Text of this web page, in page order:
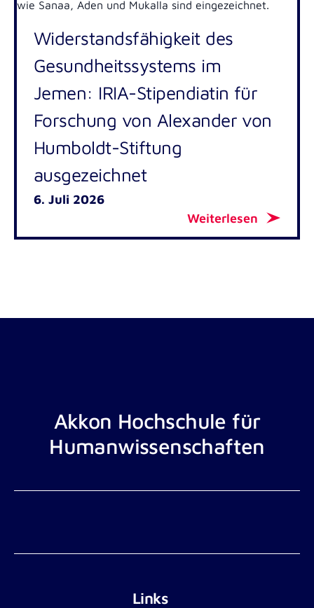
Widerstandsfähigkeit des
Gesundheitssystems im
Jemen: IRIA-Stipendiatin für
Forschung von Alexander von
Humboldt-Stiftung
ausgezeichnet
6. Juli 2026
Weiterlesen
Akkon Hochschule für
Humanwissenschaften
Links